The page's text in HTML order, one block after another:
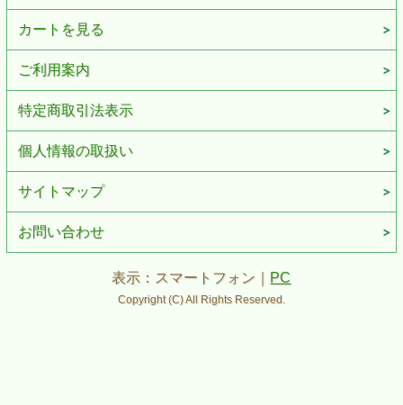
カートを見る
ご利用案内
特定商取引法表示
個人情報の取扱い
サイトマップ
お問い合わせ
表示：スマートフォン｜ PC
Copyright (C) All Rights Reserved.